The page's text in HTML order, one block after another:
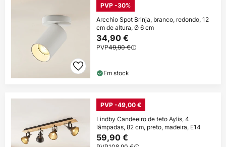
PVP -30%
Arcchio Spot Brinja, branco, redondo, 12
cm de altura, Ø 6 cm
34,90 €
PVP49,90 €
Em stock
PVP -49,00 €
Lindby Candeeiro de teto Aylis, 4
lâmpadas, 82 cm, preto, madeira, E14
59,90 €